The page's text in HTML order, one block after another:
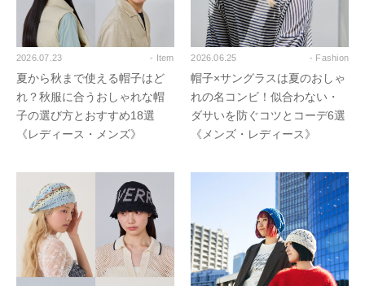
2026.07.23 - Item
夏から秋まで使える帽子はど
れ？秋服に合うおしゃれな帽
子の選び方とおすすめ18選
《レディース・メンズ》
2026.06.25 - Fashion
帽子×サングラスは夏のおしゃ
れの名コンビ！似合わない・
ダサいを防ぐコツとコーデ6選
《メンズ・レディース》